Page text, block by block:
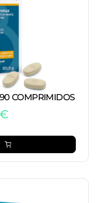
COMPRIMIDOS
€